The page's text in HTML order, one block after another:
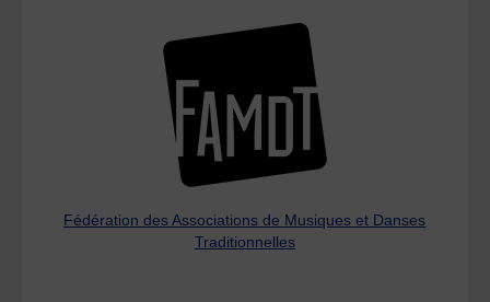
Fédération des Associations de Musiques et Danses
Traditionnelles